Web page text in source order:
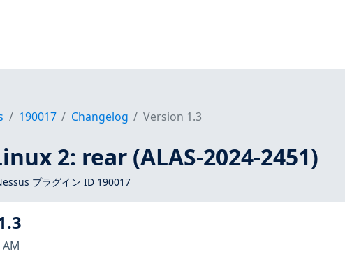
190017 Changelog Version 1.3
2: rear (ALAS-2024-2451)
プラグイン ID 190017